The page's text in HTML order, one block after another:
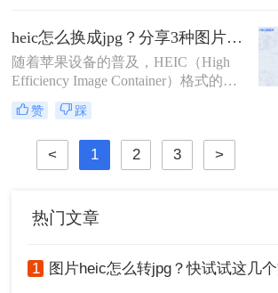
像压缩技术，可以在保持高质量的同
时占用更少的存储空间。然而，这种
格式并不被所有设备和软件所支持，
这给一些用户带来了不便。
heic怎么换成jpg？分享3种图片格式转换方法！
随着苹果设备的普及，HEIC（High
Efficiency Image Container）格式的图
片逐渐进入了我们的视野。然而，由
于这种格式的特殊性和兼容性问题，
很多非苹果设备或软件可能无法直接
打开或编辑HEIC格式的图片。因此，
将HEIC转换成JPG格式成为了一个常
本文将为您介绍三种实用的方法，帮
助您轻松完成HEIC到JPG的转换。
赞 踩
< 1 2 3 >
热门文章
1 图片heic怎么转jpg？快试试这几个